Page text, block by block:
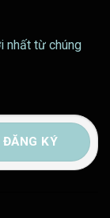
nhất từ chúng